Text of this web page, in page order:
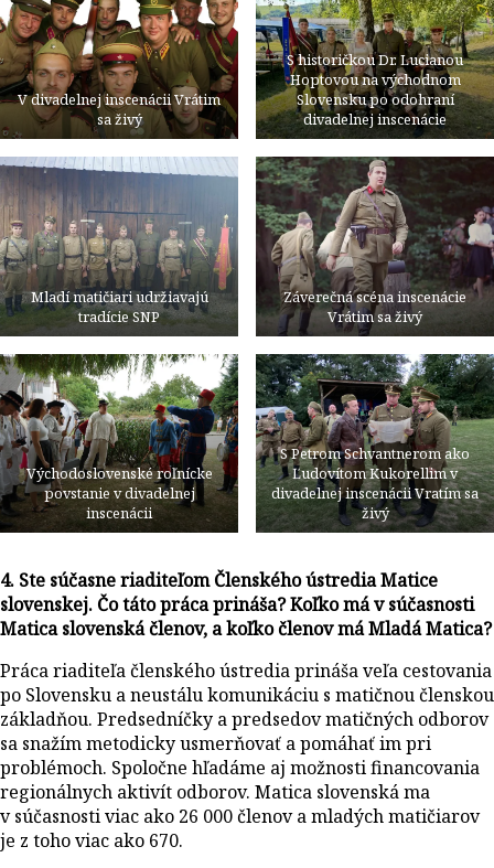
V divadelnej inscenácii Vrátim
sa živý
S historičkou Dr. Lucianou
Hoptovou na východnom
Slovensku po odohraní
divadelnej inscenácie
Mladí matičiari udržiavajú
tradície SNP
Záverečná scéna inscenácie
Vrátim sa živý
Východoslovenské roľnícke
povstanie v divadelnej
inscenácii
S Petrom Schvantnerom ako
Ľudovítom Kukorellim v
divadelnej inscenácii Vratím sa
živý
4. Ste súčasne riaditeľom Členského ústredia Matice
slovenskej. Čo táto práca prináša? Koľko má v súčasnosti
Matica slovenská členov, a koľko členov má Mladá Matica?
Práca riaditeľa členského ústredia prináša veľa cestovania
po Slovensku a neustálu komunikáciu s matičnou členskou
základňou. Predsedníčky a predsedov matičných odborov
sa snažím metodicky usmerňovať a pomáhať im pri
problémoch. Spoločne hľadáme aj možnosti financovania
regionálnych aktivít odborov. Matica slovenská ma
v súčasnosti viac ako 26 000 členov a mladých matičiarov
je z toho viac ako 670.